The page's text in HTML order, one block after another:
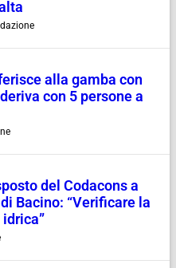
alla gamba con
con 5 persone a
del Codacons a
Bacino: “Verificare la